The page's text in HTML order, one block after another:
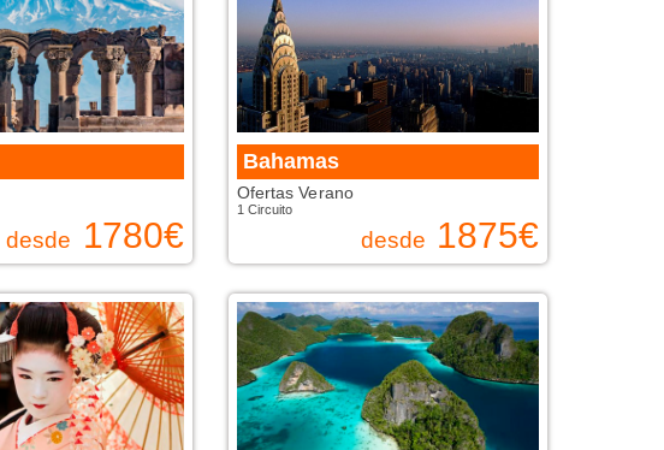
desde 1780€
Bahamas
Ofertas Verano
1 Circuito
desde 1875€